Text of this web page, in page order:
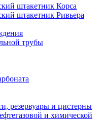
штакетник Корса
штакетник Ривьера
трубы
резервуары и цистерны
и химической